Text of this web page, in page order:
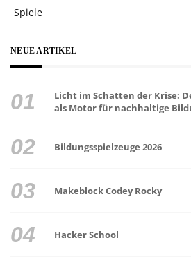
Spiele
NEUE ARTIKEL
Licht im Schatten der Krise:
als Motor für nachhaltige
Bildungsspielzeuge 2026
Makeblock Codey Rocky
Hacker School